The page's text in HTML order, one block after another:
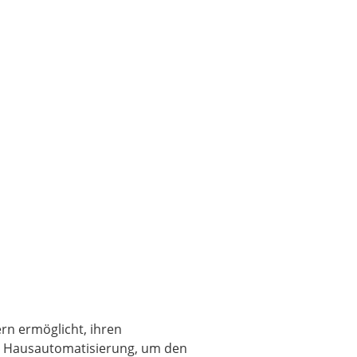
ermöglicht, ihren
um den